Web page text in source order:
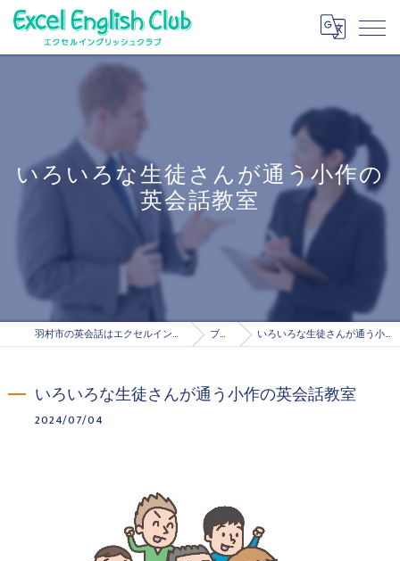
いろいろな生徒さんが通う小作の
英会話教室
羽村市の英会話はエクセルイングリッシュクラブ ブログ いろいろな生徒さんが通う小作の英会話教室
いろいろな生徒さんが通う小作の英会話教室
2024/07/04